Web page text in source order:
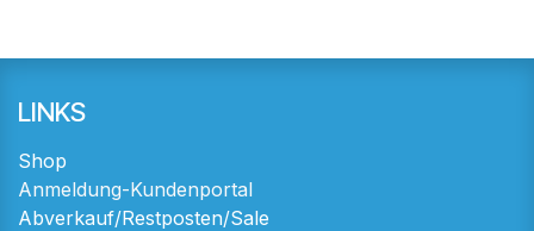
LINKS
Shop
Anmeldung-Kundenportal
Abverkauf/Restposten/Sale